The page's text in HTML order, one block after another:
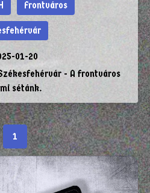
Frontváros
01-20
- A frontváros
sétánk.
1